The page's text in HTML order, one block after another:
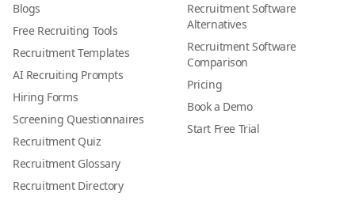
Blogs
Free Recruiting Tools
Recruitment Templates
AI Recruiting Prompts
Hiring Forms
Screening Questionnaires
Recruitment Quiz
Recruitment Glossary
Recruitment Directory
Recruitment Software
Alternatives
Recruitment Software
Comparison
Pricing
Book a Demo
Start Free Trial